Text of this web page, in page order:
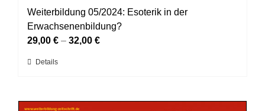
Weiterbildung 05/2024: Esoterik in der
Erwachsenenbildung?
29,00 € – 32,00 €
Dieses
mehrere
Details